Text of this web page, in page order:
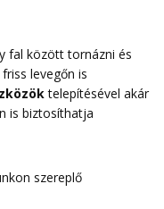
fal között tornázni és
levegőn is
telepítésével akár
is biztosíthatja
szereplő